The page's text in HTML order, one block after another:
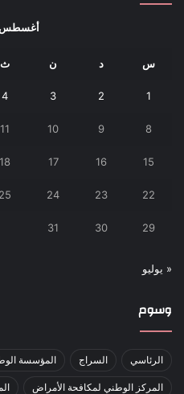
أغسطس 2026
س د ن ث
1
2
3
4
8
9
10
11
15
16
17
18
22
23
24
25
29
30
31
« يوليو
وسوم
الرئاسي السراج المؤسسة
المركز الوطني لمكافحة الأمراض